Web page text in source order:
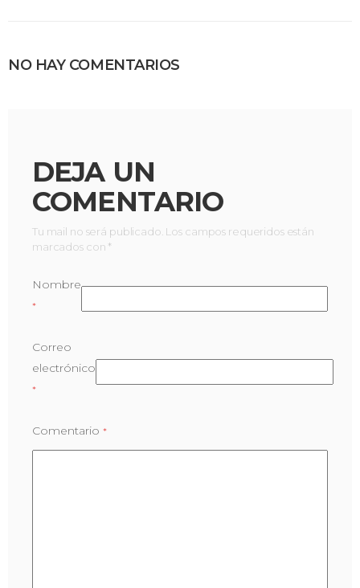
NO HAY COMENTARIOS
DEJA UN
COMENTARIO
Tu mail no será publicado. Los campos requeridos están
marcados con *
Nombre
*
Correo
electrónico
*
Comentario *